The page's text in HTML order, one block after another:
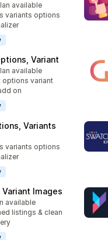
available
variants options
Variant
available
options variant
on
Variants
variants options
Images
available
listings & clean